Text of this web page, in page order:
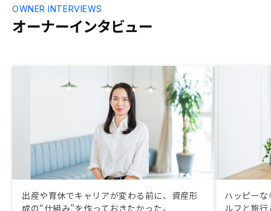
オーナーインタビュー
OWNER INTERVIEWS
出産や育休でキャリアが変わる前に、資産形
成の“仕組み”を作っておきたかった。
ハッピー
ルフと旅